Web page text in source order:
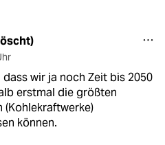
dass wir ja noch Zeit bis 2050
erstmal die größten
(Kohlekraftwerke)
können.